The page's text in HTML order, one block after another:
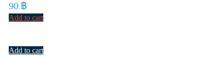
90 ฿
Add to cart
Add to cart